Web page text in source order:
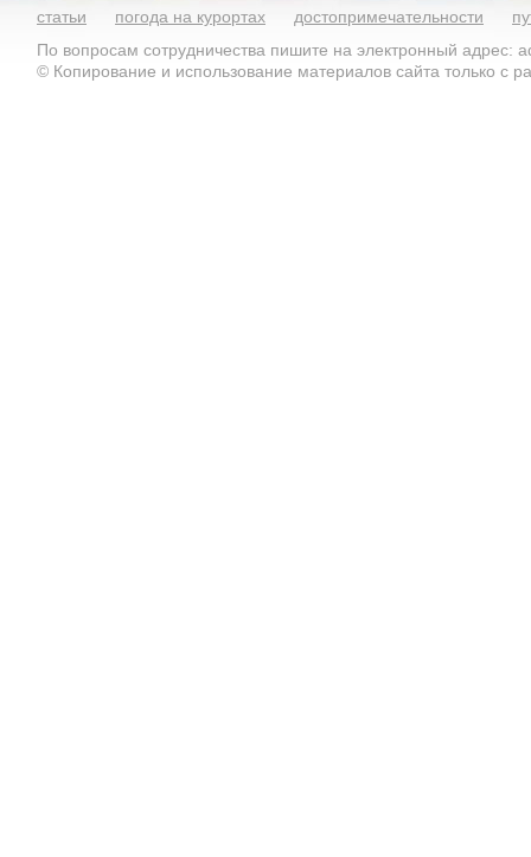
статьи погода на курортах достопримечательности
По вопросам сотрудничества пишите на электронный адрес:
© Копирование и использование материалов сайта только с